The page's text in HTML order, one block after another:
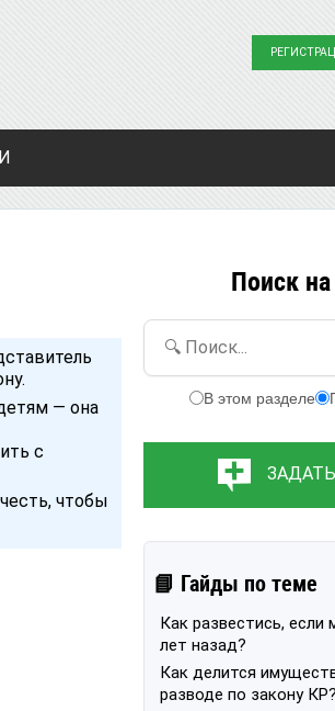
— она
с
чтобы
Поиск на
🔍 Поиск...
В этом разделе
📘 Гайды по теме
Как развестись, если
лет назад?
Как делится
разводе по закону КР?